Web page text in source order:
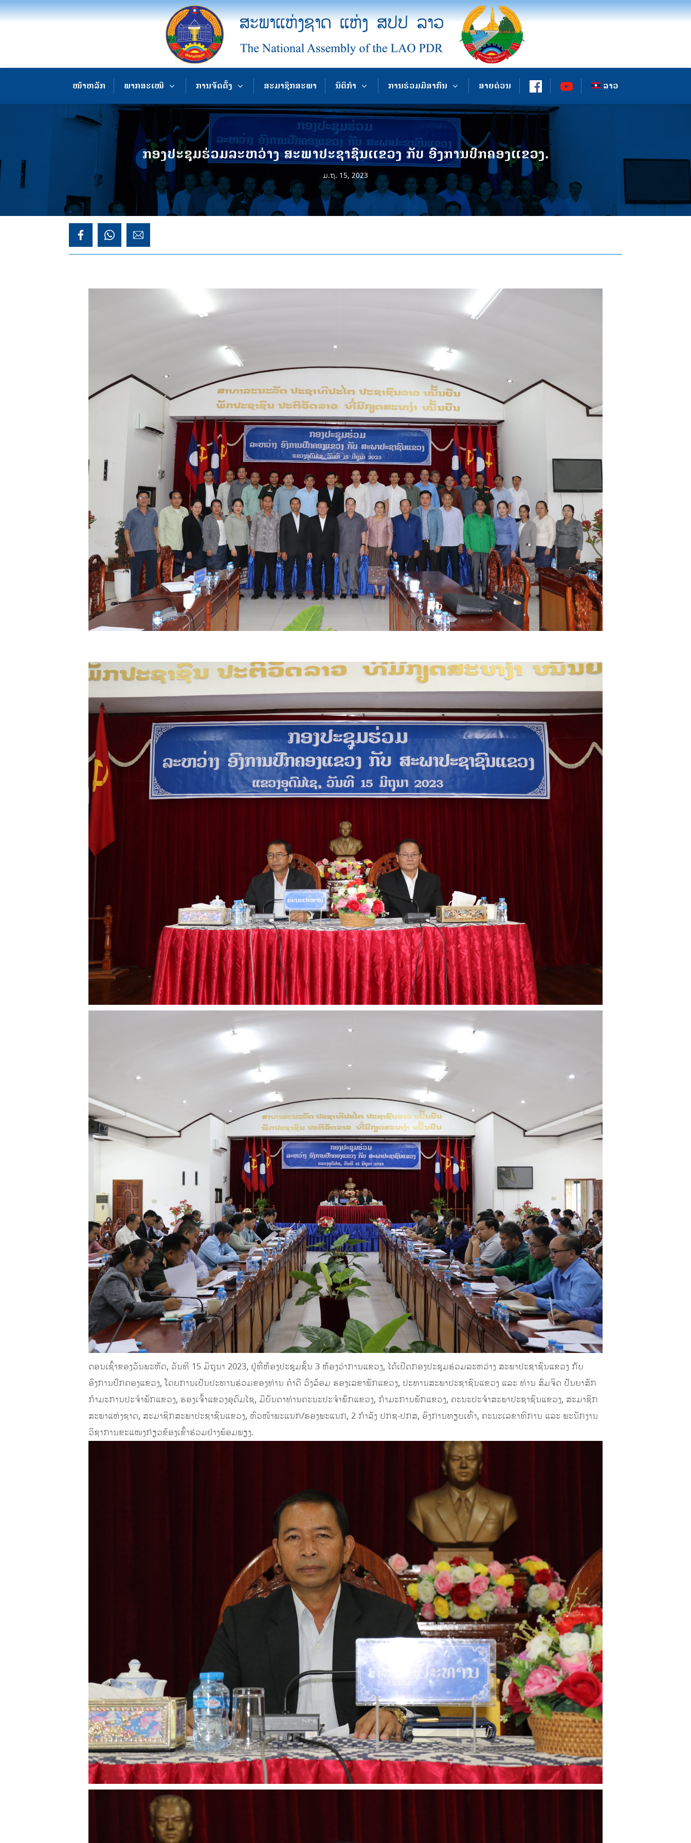
ໜ້າຫລັກ ພາກສະເໜີ ການຈັດຕັ້ງ ສະມາຊິກສະພາ ນິຕິກຳ ການຮ່ວມມືສາກົນ ສາຍດ່ວນ ລາວ
ກອງປະຊຸມຮ່ວມລະຫວ່າງ ສະພາປະຊາຊົນແຂວງ ກັບ ອົງການປົກຄອງແຂວງ.
ມ.ຖ. 15, 2023
ຕອນເຊົ້າຂອງວັນພະຫັດ, ວັນທີ 15 ມິຖຸນາ 2023, ຢູ່ທີ່ຫ້ອງປະຊຸມຊັ້ນ 3 ຫ້ອງວ່າການແຂວງ, ໄດ້ເປີດກອງປະຊຸມຮ່ວມລະຫວ່າງ ສະພາປະຊາຊົນແຂວງ ກັບ
ອົງການປົກຄອງແຂວງ, ໂດຍການເປັນປະທານຮ່ວມຂອງທ່ານ ຄໍາດີ ວົງລ້ອມ ຮອງເລຂາພັກແຂວງ, ປະທານສະພາປະຊາຊົນແຂວງ ແລະ ທ່ານ ສົມຈິດ ປັນຍາສັກ
ກຳມະການປະຈໍາພັກແຂວງ, ຮອງເຈົ້າແຂວງອຸດົມໄຊ, ມີບັນດາທ່ານຄະນະປະຈຳພັກແຂວງ, ກໍາມະການພັກແຂວງ, ຄະນະປະຈໍາສະພາປະຊາຊົນແຂວງ, ສະມາຊິກ
ສະພາແຫ່ງຊາດ, ສະມາຊິກສະພາປະຊາຊົນແຂວງ, ຫົວໜ້າພະແນກ/ຮອງພະແນກ, 2 ກໍາລັງ ປກຊ-ປກສ, ອົງການທຽບເທົ່າ, ຄະນະເລຂາທິການ ແລະ ພະນັກງານ
ວິຊາການຂະແໜງກ່ຽວຂ້ອງເຂົ້າຮ່ວມຢ່າງພ້ອມພຽງ.